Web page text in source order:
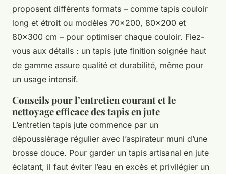
proposent différents formats – comme tapis couloir
long et étroit ou modèles 70x200, 80x200 et
80x300 cm – pour optimiser chaque couloir. Fiez-
vous aux détails : un tapis jute finition soignée haut
de gamme assure qualité et durabilité, même pour
un usage intensif.
Conseils pour l’entretien courant et le
nettoyage efficace des tapis en jute
L’entretien tapis jute commence par un
dépoussiérage régulier avec l’aspirateur muni d’une
brosse douce. Pour garder un tapis artisanal en jute
éclatant, il faut éviter l’eau en excès et privilégier un